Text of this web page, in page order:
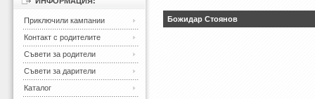
Божидар Стоянов
Приключили кампании
Контакт с родителите
Съвети за родители
Съвети за дарители
Каталог